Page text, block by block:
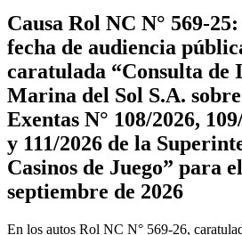
Causa Rol NC N° 569-
fecha de audiencia
caratulada “Consulta de
Marina del Sol S.A.
Exentas N° 108/2026,
y 111/2026 de la
Casinos de Juego” para
septiembre de 2026
En los autos Rol NC N° 569-26,